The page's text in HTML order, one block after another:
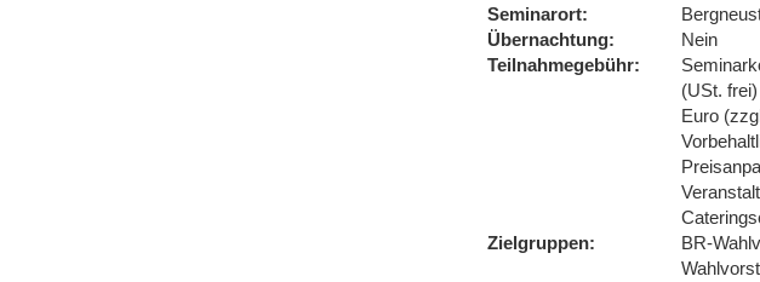
Seminarort
Übernachtung
Nein
Teilnahmegebühr
(USt.
Euro
Zielgruppen
BR-